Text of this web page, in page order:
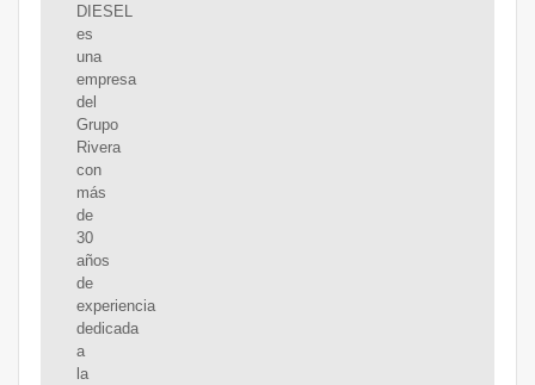
DIESEL
es
una
empresa
del
Grupo
Rivera
con
más
de
30
años
de
experiencia
dedicada
a
la